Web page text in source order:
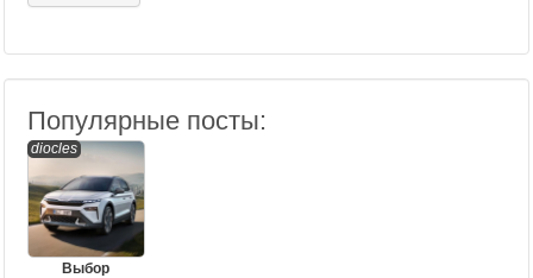
Популярные посты:
diocles
Выбор